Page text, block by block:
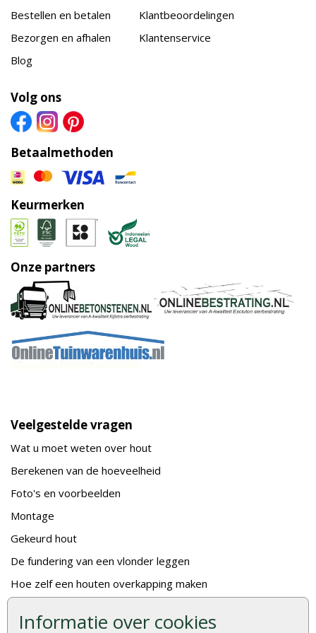
Informatie over cookies
Bestellen en betalen
Bezorgen en afhalen
Blog
Klantbeoordelingen
Klantenservice
Volg ons
Betaalmethoden
Keurmerken
Onze partners
Veelgestelde vragen
Wat u moet weten over hout
Berekenen van de hoeveelheid
Foto's en voorbeelden
Montage
Gekeurd hout
De fundering van een vlonder leggen
Hoe zelf een houten overkapping maken